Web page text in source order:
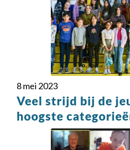
8 mei 2023
Veel strijd bij de
hoogste